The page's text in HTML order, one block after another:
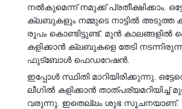
നൽകുമെന്ന് നമുക്ക് പ്രതീക്ഷിക്കാം.
ക്ലബുകളും നമ്മുടെ നാട്ടിൽ അടുത്ത
രൂപം കൊണ്ടിട്ടുണ്ട്. മുൻ കാലങ്ങളിൽ
കളിക്കാൻ ക്ലബുകളെ തേടി
ഫുട്‍ബോൾ ഫെഡറേഷൻ.
ഇപ്പോൾ സ്ഥിതി മാറിയിരിക്കുന്നു.
ലീഗിൽ കളിക്കാൻ താത്പര്യമറിയിച്ച്
വരുന്നു. ഇതെല്ലം ശുഭ സൂചനയാണ്.